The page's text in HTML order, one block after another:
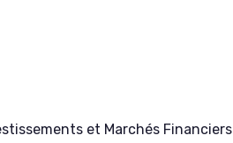
et Marchés Financiers